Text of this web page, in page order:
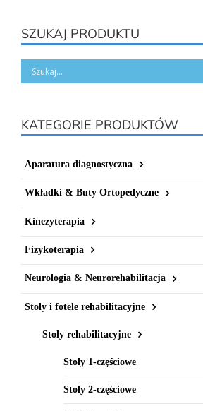
SZUKAJ PRODUKTU
KATEGORIE PRODUKTÓW
Aparatura diagnostyczna
Wkładki & Buty Ortopedyczne
Kinezyterapia
Fizykoterapia
Neurologia & Neurorehabilitacja
Stoły i fotele rehabilitacyjne
Stoły rehabilitacyjne
Stoły 1-częściowe
Stoły 2-częściowe